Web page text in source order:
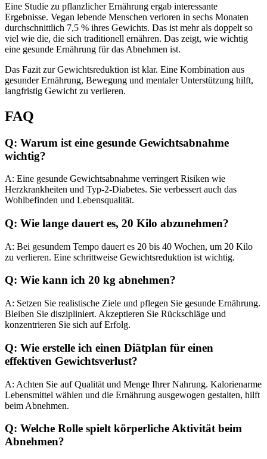
Eine Studie zu pflanzlicher Ernährung ergab interessante
Ergebnisse. Vegan lebende Menschen verloren in sechs Monaten
durchschnittlich 7,5 % ihres Gewichts. Das ist mehr als doppelt so
viel wie die, die sich traditionell ernähren. Das zeigt, wie wichtig
eine gesunde Ernährung für das Abnehmen ist.
Das Fazit zur Gewichtsreduktion ist klar. Eine Kombination aus
gesunder Ernährung, Bewegung und mentaler Unterstützung hilft,
langfristig Gewicht zu verlieren.
FAQ
Q: Warum ist eine gesunde Gewichtsabnahme
wichtig?
A: Eine gesunde Gewichtsabnahme verringert Risiken wie
Herzkrankheiten und Typ-2-Diabetes. Sie verbessert auch das
Wohlbefinden und Lebensqualität.
Q: Wie lange dauert es, 20 Kilo abzunehmen?
A: Bei gesundem Tempo dauert es 20 bis 40 Wochen, um 20 Kilo
zu verlieren. Eine schrittweise Gewichtsreduktion ist wichtig.
Q: Wie kann ich 20 kg abnehmen?
A: Setzen Sie realistische Ziele und pflegen Sie gesunde Ernährung.
Bleiben Sie diszipliniert. Akzeptieren Sie Rückschläge und
konzentrieren Sie sich auf Erfolg.
Q: Wie erstelle ich einen Diätplan für einen
effektiven Gewichtsverlust?
A: Achten Sie auf Qualität und Menge Ihrer Nahrung. Kalorienarme
Lebensmittel wählen und die Ernährung ausgewogen gestalten, hilft
beim Abnehmen.
Q: Welche Rolle spielt körperliche Aktivität beim
Abnehmen?